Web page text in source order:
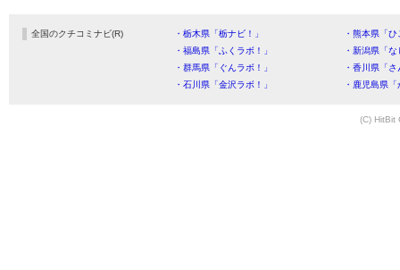
全国のクチコミナビ(R) ・栃木県「栃ナビ！」
・熊本県「
・福島県「ふくラボ！」
・新潟県「
・群馬県「ぐんラボ！」
・香川県「
・石川県「金沢ラボ！」
・鹿児島県
(C) HitBit